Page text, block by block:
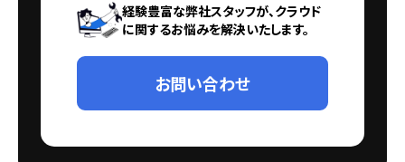
経験豊富な弊社スタッフが、クラウド
に関するお悩みを解決いたします。
お問い合わせ